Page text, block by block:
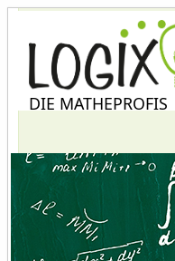
DIE MATHEPROFIS